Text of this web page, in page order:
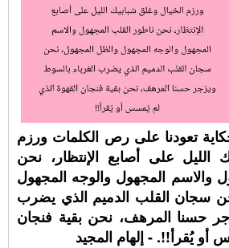
تعودنا على رص الكلمات ورزم
الليل على أصابع الإنتظار، نحن
والاسم المجهول والوجه المجهول
سجان القلب الدميم الذي يضرب
حسنا المرهف، نحن بقية فنجان
أو يُقرأ!!. - إلهام المجيد